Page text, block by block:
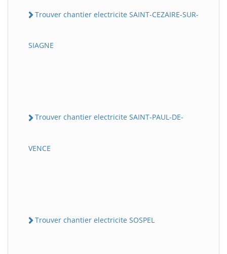
Trouver chantier electricite SAINT-CEZAIRE-SUR-
SIAGNE
Trouver chantier electricite SAINT-PAUL-DE-
VENCE
Trouver chantier electricite SOSPEL